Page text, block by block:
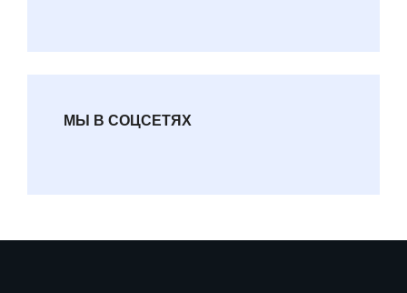
МЫ В СОЦСЕТЯХ